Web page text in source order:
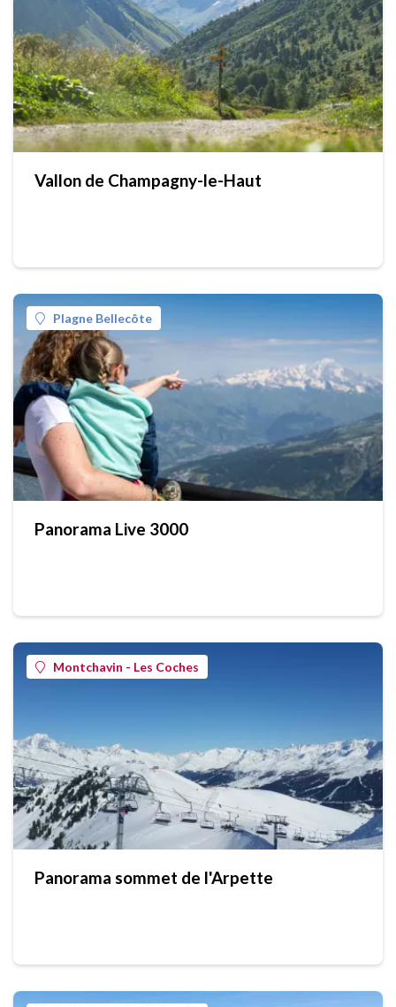
Vallon de Champagny-le-Haut
Plagne Bellecôte
Panorama Live 3000
Montchavin - Les Coches
Panorama sommet de l'Arpette